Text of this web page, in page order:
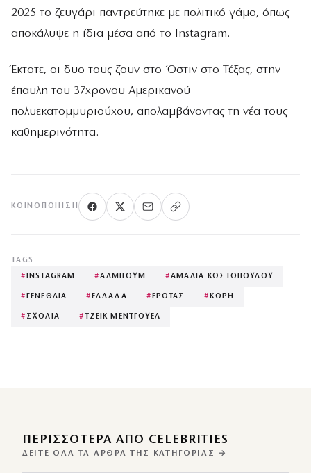
2025 το ζευγάρι παντρεύτηκε με πολιτικό γάμο, όπως
αποκάλυψε η ίδια μέσα από το Instagram.
Έκτοτε, οι δυο τους ζουν στο Όστιν στο Τέξας, στην
έπαυλη του 37χρονου Αμερικανού
πολυεκατομμυριούχου, απολαμβάνοντας τη νέα τους
καθημερινότητα.
ΚΟΙΝΟΠΟΊΗΣΗ
TAGS
# INSTAGRAM #ΑΛΜΠΟΥΜ #ΑΜΑΛΙΑ ΚΩΣΤΟΠΟΥΛΟΥ
# ΓΕΝΕΘΛΙΑ # ΕΛΛΑΔΑ # ΕΡΩΤΑΣ # ΚΟΡΗ
# ΣΧΟΛΙΑ # ΤΖΕΙΚ ΜΕΝΤΓΟΥΕΛ
ΠΕΡΙΣΣΌΤΕΡΑ ΑΠΌ CELEBRITIES
ΔΕΊΤΕ ΌΛΑ ΤΑ ΆΡΘΡΑ ΤΗΣ ΚΑΤΗΓΟΡΊΑΣ →